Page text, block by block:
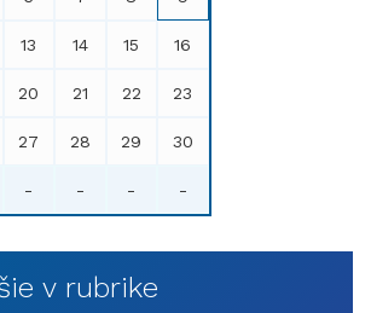
13 14 15 16
20 21 22 23
27 28 29 30
- - - -
v rubrike